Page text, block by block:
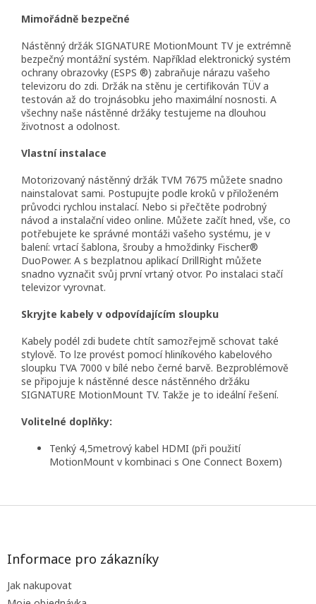
Mimořádně bezpečné
Nástěnný držák SIGNATURE MotionMount TV je extrémně
bezpečný montážní systém. Například elektronický systém
ochrany obrazovky (ESPS ®) zabraňuje nárazu vašeho
televizoru do zdi. Držák na stěnu je certifikován TÜV a
testován až do trojnásobku jeho maximální nosnosti. A
všechny naše nástěnné držáky testujeme na dlouhou
životnost a odolnost.
Vlastní instalace
Motorizovaný nástěnný držák TVM 7675 můžete snadno
nainstalovat sami. Postupujte podle kroků v přiloženém
průvodci rychlou instalací. Nebo si přečtěte podrobný
návod a instalační video online. Můžete začít hned, vše, co
potřebujete ke správné montáži vašeho systému, je v
balení: vrtací šablona, ​​šrouby a hmoždinky Fischer®
DuoPower. A s bezplatnou aplikací DrillRight můžete
snadno vyznačit svůj první vrtaný otvor. Po instalaci stačí
televizor vyrovnat.
Skryjte kabely v odpovídajícím sloupku
Kabely podél zdi budete chtít samozřejmě schovat také
stylově. To lze provést pomocí hliníkového kabelového
sloupku TVA 7000 v bílé nebo černé barvě. Bezproblémově
se připojuje k nástěnné desce nástěnného držáku
SIGNATURE MotionMount TV. Takže je to ideální řešení.
Volitelné doplňky:
Tenký 4,5metrový kabel HDMI (při použití
MotionMount v kombinaci s One Connect Boxem)
Z
Informace pro zákazníky
Jak nakupovat